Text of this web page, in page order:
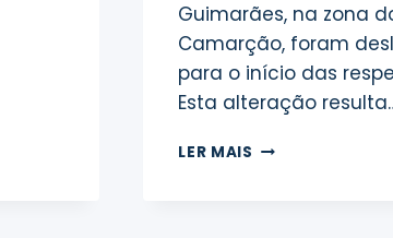
Guimarães, na zona
Camarção, foram
para o início das
Esta alteração
LER MAIS ALTERAÇÃO